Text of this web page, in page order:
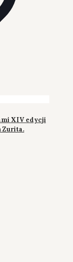
XIV edycji
Zurita.